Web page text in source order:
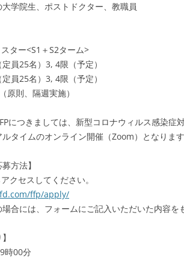
学院生、ポストドクター、教職員
ター<S1＋S2ターム>
員25名）3, 4限（予定）
員25名）3, 4限（予定）
原則、隔週実施）
につきましては、新型コロナウィルス感染症
タイムのオンライン開催（Zoom）となります
方法】
クセスしてください。
ffp/apply/
場合には、フォームにご記入いただいた内容を
時00分